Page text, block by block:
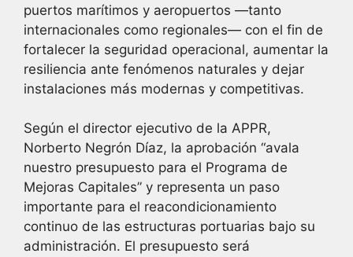
puertos marítimos y aeropuertos —tanto
internacionales como regionales— con el fin de
fortalecer la seguridad operacional, aumentar la
resiliencia ante fenómenos naturales y dejar
instalaciones más modernas y competitivas.
Según el director ejecutivo de la APPR,
Norberto Negrón Díaz, la aprobación “avala
nuestro presupuesto para el Programa de
Mejoras Capitales” y representa un paso
importante para el reacondicionamiento
continuo de las estructuras portuarias bajo su
administración. El presupuesto será